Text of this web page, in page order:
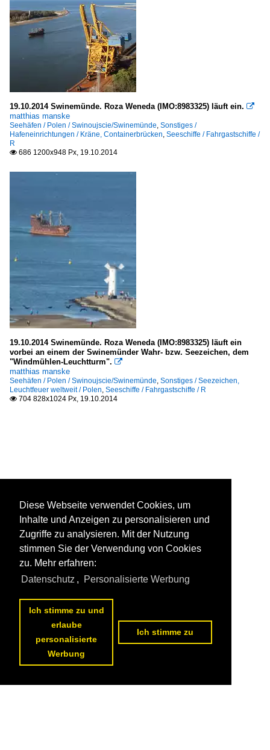
19.10.2014 Swinemünde. Roza Weneda (IMO:8983325) läuft ein. 
matthias manske
Seehäfen / Polen / Swinoujscie/Swinemünde, Sonstiges /
Hafeneinrichtungen / Kräne, Containerbrücken, Seeschiffe / Fahrgastschiffe /
R
 686 1200x948 Px, 19.10.2014
19.10.2014 Swinemünde. Roza Weneda (IMO:8983325) läuft ein
vorbei an einem der Swinemünder Wahr- bzw. Seezeichen, dem
"Windmühlen-Leuchtturm". 
matthias manske
Seehäfen / Polen / Swinoujscie/Swinemünde Sonstiges / Seezeichen,
Leuchtfeuer weltweit / Polen Seeschiffe / Fahrgastschiffe / R
 704 828x1024 Px, 19.10.2014
Diese Webseite verwendet Cookies, um
Inhalte und Anzeigen zu personalisieren und
Zugriffe zu analysieren. Mit der Nutzung
stimmen Sie der Verwendung von Cookies
zu. Mehr erfahren:
Datenschutz , Personalisierte Werbung
Ich stimme zu und
erlaube
personalisierte
Werbung
Ich stimme zu